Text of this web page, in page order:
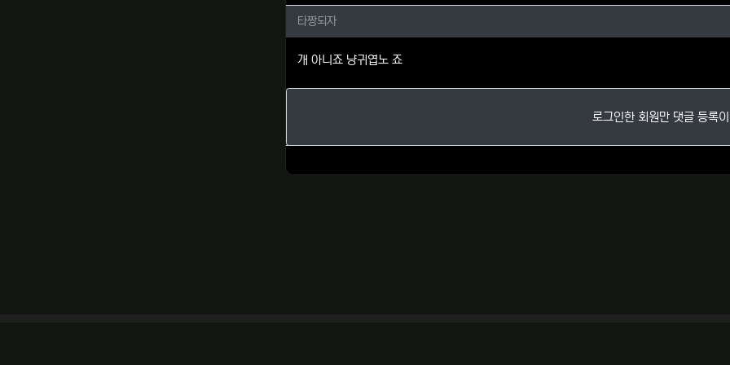
타짱되자님의 댓글
타짱되자
개 아니죠 냥귀엽노 죠
로그인한 회원만 댓글 등록